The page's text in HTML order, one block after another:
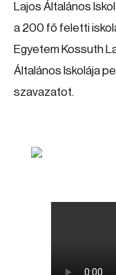
Lajos Általános
a 200 fő feletti
Egyetem Kossuth
Általános Iskolája
szavazatot.